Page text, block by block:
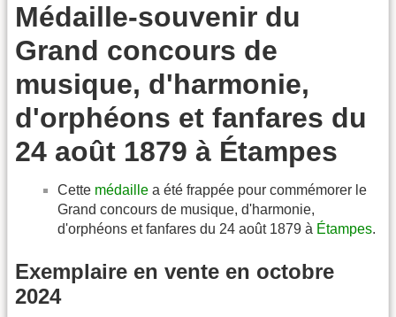
Médaille-souvenir du
Grand concours de
musique, d'harmonie,
d'orphéons et fanfares du
24 août 1879 à Étampes
Cette médaille a été frappée pour commémorer le
Grand concours de musique, d'harmonie,
d'orphéons et fanfares du 24 août 1879 à Étampes.
Exemplaire en vente en octobre
2024